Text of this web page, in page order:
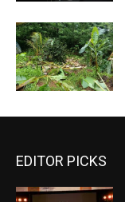
EDITOR PICKS